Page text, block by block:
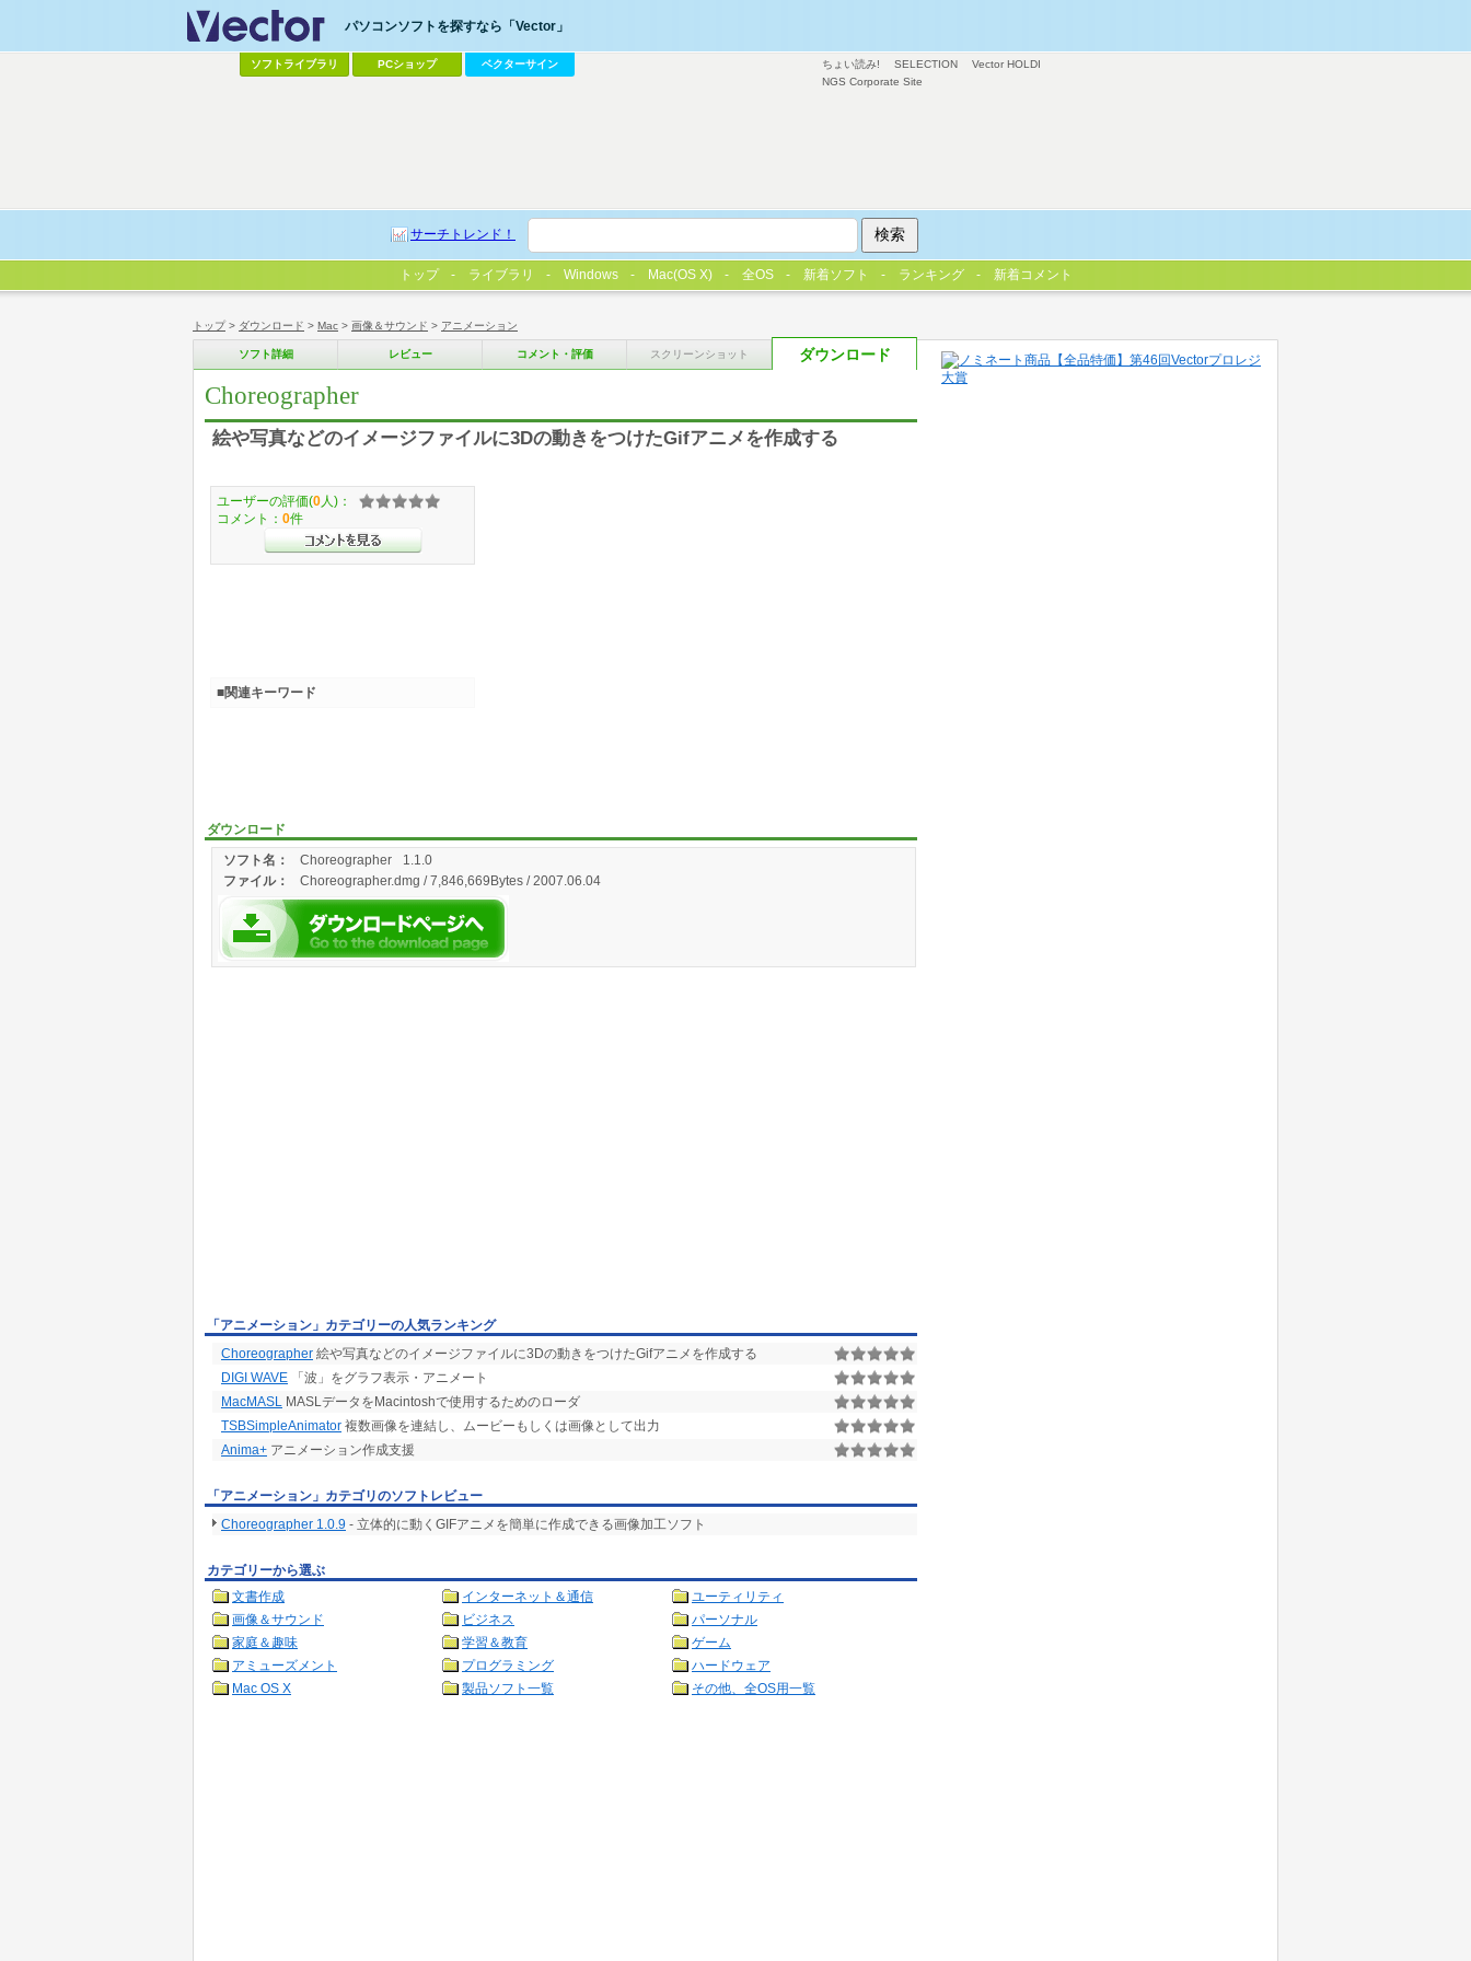
トップ> ダウンロード > Mac > 画像＆サウンド > アニメーション
ソフト詳細 レビュー コメント・評価 スクリーンショット ダウンロード
Choreographer
絵や写真などのイメージファイルに3Dの動きをつけたGifアニメを作成する
ダウンロード
ソフト名：
Choreographer 1.1.0
ファイル： Choreographer.dmg / 7,846,669Bytes / 2007.06.04
ユーザーの評価(0 人)：
コメント： 0件
■関連キーワード
「アニメーション」カテゴリーの人気ランキング
Choreographer 絵や写真などのイメージファイルに3Dの動きをつけたGifアニメを作成する
DIGI WAVE 「波」をグラフ表示・アニメート
MacMASL MASLデータをMacintoshで使用するためのローダ
TSBSimpleAnimator 複数画像を連結し、ムービーもしくは画像として出力
Anima+ アニメーション作成支援
「アニメーション」カテゴリのソフトレビュー
Choreographer 1.0.9 - 立体的に動くGIFアニメを簡単に作成できる画像加工ソフト
カテゴリーから選ぶ
文書作成
インターネット＆通信
ユーティリティ
画像＆サウンド
ビジネス
パーソナル
家庭＆趣味
学習＆教育
ゲーム
アミューズメント
プログラミング
ハードウェア
Mac OS X
製品ソフト一覧 その他、全OS用一覧
ちょい読み! SELECTION
Vector HOLDI
NGS Corporate Site
パソコンソフトを探すなら「Vector」
ソフトライブラリ PCショップ ベクターサイン
サーチトレンド！
トップ ライブラリ Windows Mac(OS X) 全OS 新着ソフト ランキング 新着コメント